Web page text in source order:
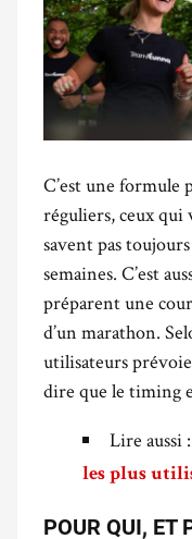
C’est une formule
réguliers, ceux qui
savent pas
semaines. C’est
préparent une
d’un marathon.
utilisateurs
dire que le timing
Lire aussi :
les plus
POUR QUI, ET